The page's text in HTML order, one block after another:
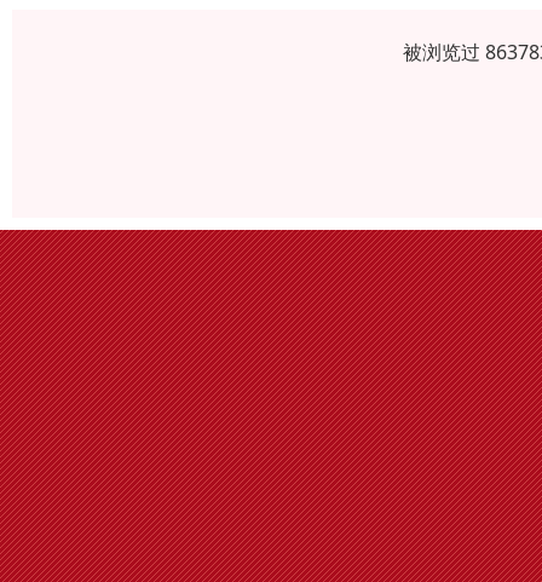
被浏览过